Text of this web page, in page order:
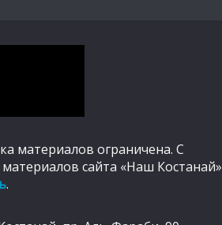
материалов ограничена. С
сайта «Наш Костанай»
.